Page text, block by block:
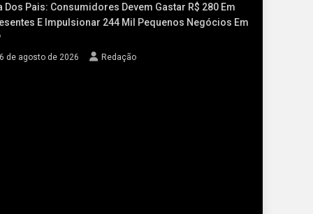
Dos Pais: Consumidores Devem Gastar R$ 280 Em
E Impulsionar 244 Mil Pequenos Negócios Em
6 de agosto de 2026 Redação